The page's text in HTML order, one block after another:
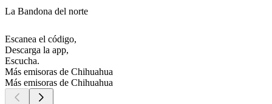
La Bandona del norte
Escanea el código,
Descarga la app,
Escucha.
Más emisoras de Chihuahua
Más emisoras de Chihuahua